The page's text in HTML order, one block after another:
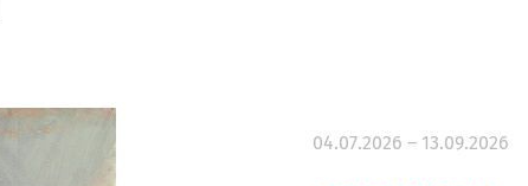
04.07.2026 – 13.09.2026